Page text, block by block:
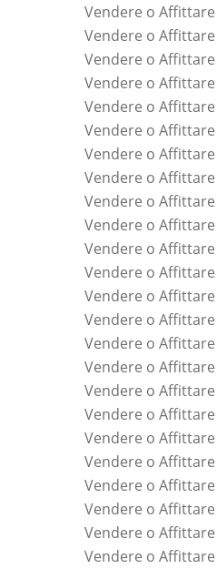
Vendere o Affittare
Vendere o
Vendere o
Vendere o Affittare
Vendere o
Vendere o Affittare
Vendere o
Vendere o
Vendere o
Vendere o